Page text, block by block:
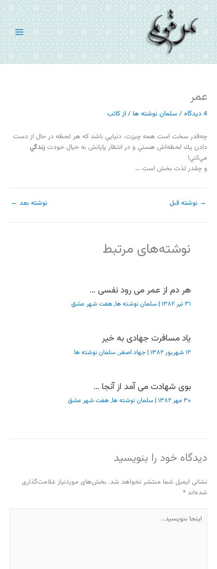
پرش
به
محتوا
عمر
4 دیدگاه / سلمان نوشته ها / از کاتب
چه‌قدر سخت است همه چيزت، دنيايي باشد كه هر لحظه در حال از دست
دادن يك لحظه‌اش هستي و در انتظار پايانش به خيال خودت زندگي
مي‌كني!
و چقدر لذت بخش است …
→ نوشته قبل نوشته بعد ←
نوشته‌های مرتبط
هر دم از عمر می رود نفسی …
۳۱ تیر ۱۳۸۲ | سلمان نوشته ها, هفت شهر عشق
یاد مسافرت جهادی به خیر
۱۲ شهریور ۱۳۸۲ | جهاد اصغر, سلمان نوشته ها
بوی شهادت می آمد از آنجا …
۳۰ مهر ۱۳۸۲ | سلمان نوشته ها, هفت شهر عشق
دیدگاه‌ خود را بنویسید
نشانی ایمیل شما منتشر نخواهد شد. بخش‌های موردنیاز علامت‌گذاری
شده‌اند *
بنویسید…